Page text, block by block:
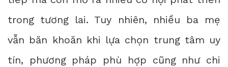
trong tương lai. Tuy nhiên, nhiều ba mẹ
vẫn băn khoăn khi lựa chọn trung tâm uy
tín, phương pháp phù hợp cũng như chi